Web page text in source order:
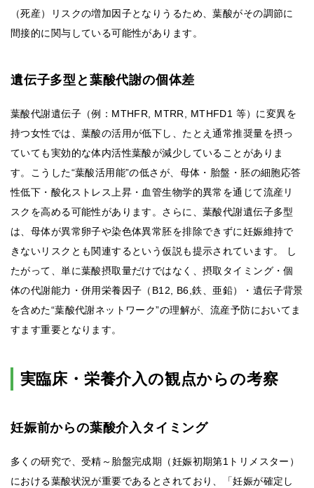
（死産）リスクの増加因子となりうるため、葉酸がその調節に
間接的に関与している可能性があります。
遺伝子多型と葉酸代謝の個体差
葉酸代謝遺伝子（例：MTHFR, MTRR, MTHFD1 等）に変異を
持つ女性では、葉酸の活用が低下し、たとえ通常推奨量を摂っ
ていても実効的な体内活性葉酸が減少していることがありま
す。こうした“葉酸活用能”の低さが、母体・胎盤・胚の細胞応答
性低下・酸化ストレス上昇・血管生物学的異常を通じて流産リ
スクを高める可能性があります。さらに、葉酸代謝遺伝子多型
は、母体が異常卵子や染色体異常胚を排除できずに妊娠維持で
きないリスクとも関連するという仮説も提示されています。 し
たがって、単に葉酸摂取量だけではなく、摂取タイミング・個
体の代謝能力・併用栄養因子（B12, B6,鉄、亜鉛）・遺伝子背景
を含めた“葉酸代謝ネットワーク”の理解が、流産予防においてま
すます重要となります。
実臨床・栄養介入の観点からの考察
妊娠前からの葉酸介入タイミング
多くの研究で、受精～胎盤完成期（妊娠初期第1トリメスター）
における葉酸状況が重要であるとされており、「妊娠が確定し